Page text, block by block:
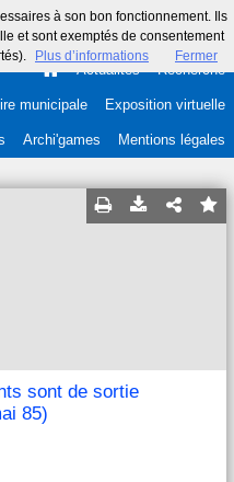
à son bon fonctionnement. Ils
et sont exemptés de consentement
Plus d’informations Fermer
Actualités Recherche
municipale Exposition virtuelle
Archi'games Mentions légales
sont de sortie
85)